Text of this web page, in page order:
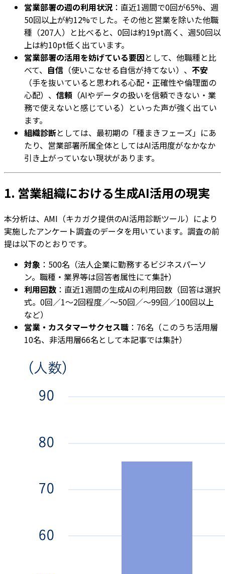
営業部署の週の利用状況 ：直近1週間で0回が65%、週
50回以上が約12%でした。その他と営業を除いた他職
種（207人）と比べると、0回は約19pt高く、週50回以
上は約10pt低く出ています。
営業部署の活用を妨げている要因として、他職種と比
べて、 自信 （使いこなせる自信が持てない）、 不安
（手を抜いていると思われる心配・正確性や倫理面の
心配）、 信頼 （AIやデータの扱いを信頼できない・業
務で使えないと感じている）といった声が強く出てい
ます。
組織診断としては、最初期の「種まきフェーズ」にあ
たり、営業部署所属全体としてはAI活用度がなかなか
引き上がっていない現状があります。
1. 営業組織における生成AI活用の現実
本分析は、AMI（キカガク提供のAI活用診断ツール）により
実施したアンケート調査のデータを用いています。調査の前
提は以下のとおりです。
対象 ：500名（法人企業に勤務するビジネスパーソ
ン。職種・業界等は回答者属性にて集計）
利用回数 ：直近1週間の生成AIの利用回数（回答は選択
式。0回／1〜2回程度／〜50回／〜99回／100回以上
など）
営業・カスタマーサクセス職 ：76名（このうち活用層
10名、非活用層66名として本記事では集計）